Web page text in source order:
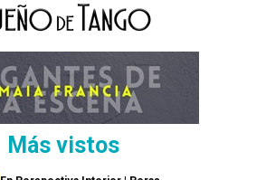
Más vistos